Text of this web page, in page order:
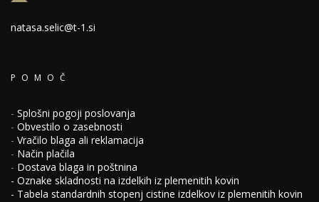
natasa.selic@t-1.si
POMOČ
- Splošni pogoji poslovanja
- Obvestilo o zasebnosti
- Vračilo blaga ali reklamacija
- Način plačila
- Dostava blaga in poštnina
- Oznake skladnosti na izdelkih iz plemenitih kovin
- Tabela standardnih stopenj cistine izdelkov iz plemenitih kovin